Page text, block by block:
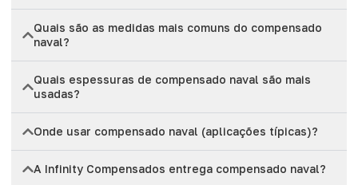
Quais são as medidas mais comuns do compensado
naval?
Quais espessuras de compensado naval são mais
usadas?
Onde usar compensado naval (aplicações típicas)?
A Infinity Compensados entrega compensado naval?